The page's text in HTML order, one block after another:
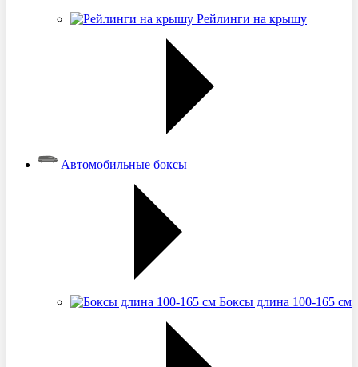
Рейлинги на крышу
Автомобильные боксы
Боксы длина 100-165 см